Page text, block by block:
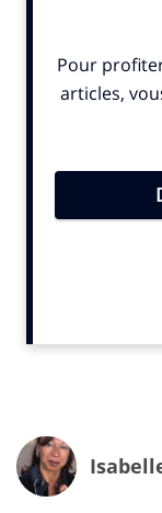
Quatre grandes
L’événement
un marché
milliards €) en
régulation,
-Énergie/
leur place dans
permettre de
exemple les